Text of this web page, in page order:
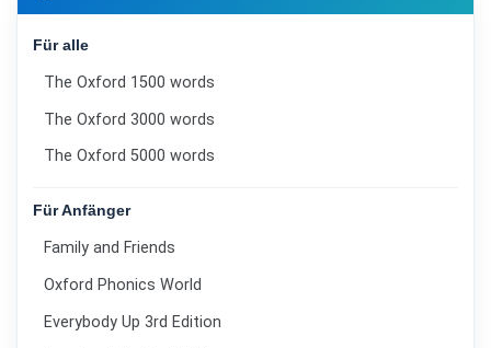
Für alle
The Oxford 1500 words
The Oxford 3000 words
The Oxford 5000 words
Für Anfänger
Family and Friends
Oxford Phonics World
Everybody Up 3rd Edition